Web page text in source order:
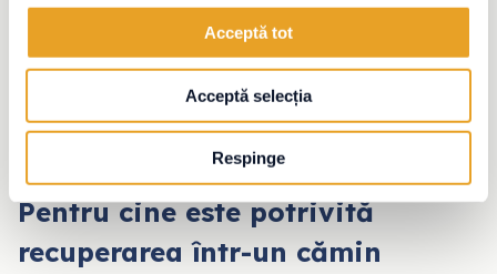
Acceptă tot
Acceptă selecția
Respinge
mediu în care persoana să se simtă în siguranță. De
aceea, punem accent pe menținerea unei rutine
stabile, pe relațiile apropiate dintre rezidenți și
personal și pe activități care contribuie la starea
generală de bine.
Pentru cine este potrivită
recuperarea într-un cămin